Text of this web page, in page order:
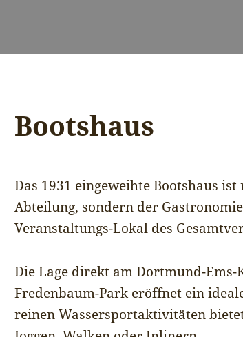
Bootshaus
Das 1931 eingeweihte Bootshaus
Abteilung, sondern der
Veranstaltungs-Lokal des
Die Lage direkt am Dortmund-
Fredenbaum-Park eröffnet ein
reinen Wassersportaktivitäten